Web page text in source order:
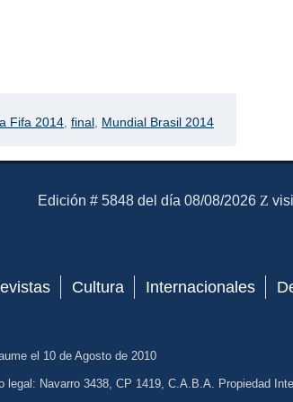
Fifa 2014 ,final Mundial Brasil 2014
Diario
Edición # 5848 del día 08/08/2026
Cultura Internacionales
el 10 de Agosto de 2010
Navarro 3438, CP 1419, C.A.B.A. Propiedad